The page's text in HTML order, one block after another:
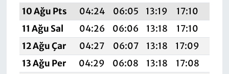
10 Ağu Pts
04:24 06:05 13:19 17:10
11 Ağu Sal
04:26 06:06 13:18 17:10
12 Ağu Çar
04:27 06:07 13:18 17:09
13 Ağu Per
04:29 06:08 13:18 17:08